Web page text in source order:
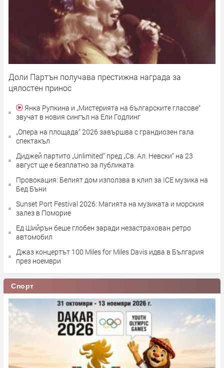
Доли Партън получава престижна награда за
цялостен принос
Янка Рупкина и „Мистерията на българските гласове“
звучат в новия сингъл на Ели Годлинг
„Опера на площада“ 2026 завършва с грандиозен гала
спектакъл
Диджей партито „Unlimited“ пред „Св. Ал. Невски“ на 23
август ще е безплатно за публиката
Провокация: Белият дом използва в клип за ICE музика на
Бед Бъни
Sunset Port Festival 2026: Магията на музиката и морския
залез в Поморие
Ед Шийрън беше глобен заради незастрахован ретро
автомобил
Джаз концертът 100 Miles for Miles Davis идва в България
през ноември
Спорт